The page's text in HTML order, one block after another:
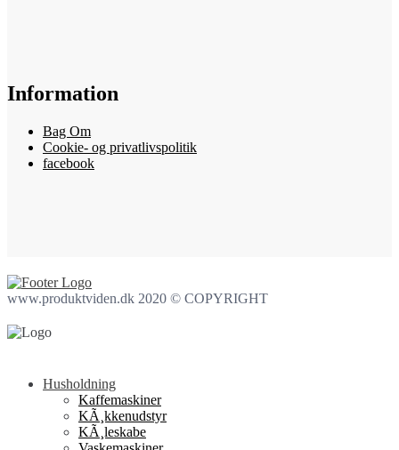
Information
Bag Om
Cookie- og privatlivspolitik
facebook
www.produktviden.dk 2020 © COPYRIGHT
Husholdning
Kaffemaskiner
KÃ¸kkenudstyr
KÃ¸leskabe